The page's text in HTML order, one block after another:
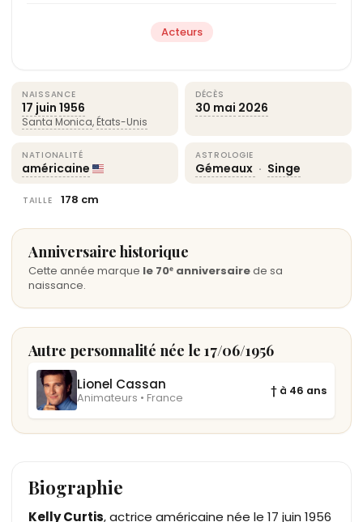
Acteurs
NAISSANCE
17 juin 1956
Santa Monica, États-Unis
DÉCÈS
30 mai 2026
NATIONALITÉ
américaine
ASTROLOGIE
Gémeaux · Singe
TAILLE 178 cm
Anniversaire historique
Cette année marque le 70ᵉ anniversairede sa
naissance.
Autre personnalité née le 17/06/1956
Lionel Cassan
Animateurs • France
† à 46 ans
Biographie
Kelly Curtis, actrice américaine née le 17 juin 1956